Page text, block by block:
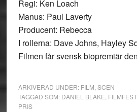
Regi: Ken Loach
Manus: Paul Laverty
Producent: Rebecca
I rollerna: Dave Johns, Hayley
Filmen får svensk biopremiär
ARKIVERAD UNDER: FILM SCEN
TAGGAD SOM: DANIEL BLAKE
PRIS